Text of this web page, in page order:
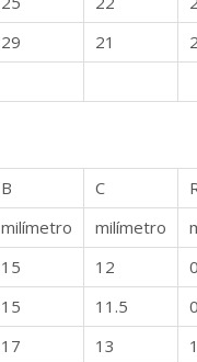
29 21
B C
milímetro milímetro
15 12
15 11.5
17 13 1